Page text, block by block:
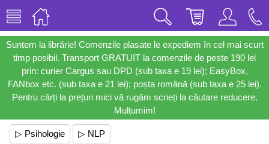
Suntem la librărie! Comenzile plasate le expediem în cel mai scurt
timp posibil. Transport GRATUIT la comenzile de peste 190 lei
prin: curier Cargus sau DPD (sub taxa e 19 lei); EasyBox,
FANbox etc. (sub taxa e 21 lei); poșta română (sub taxa e 25 lei).
Pentru cărți la prețuri mici vă rugăm scrieți la căutare reducere.
Mulțumim!
▷ Psihologie ▷ NLP